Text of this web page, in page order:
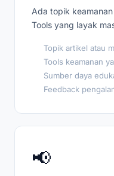
Ada topik
Tools yang layak
Topik artikel atau
Tools keamanan
Sumber daya
Feedback
📢